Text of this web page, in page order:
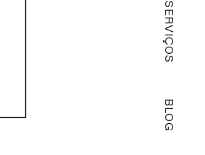
SERVIÇOS
BLOG